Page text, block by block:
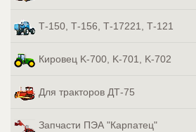
Т-150, Т-156, Т-17221, Т-121
Кировец K-700, K-701, K-702
Для тракторов ДТ-75
Запчасти ПЭА "Карпатец"